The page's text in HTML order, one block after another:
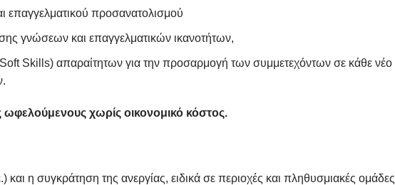
επαγγελματικού προσανατολισμού
γνώσεων και επαγγελματικών ικανοτήτων,
Skills) απαραίτητων για την προσαρμογή των συμμετεχόντων σε κάθε νέο
χωρίς οικονομικό κόστος.
η συγκράτηση της ανεργίας, ειδικά σε περιοχές και πληθυσμιακές ομάδες